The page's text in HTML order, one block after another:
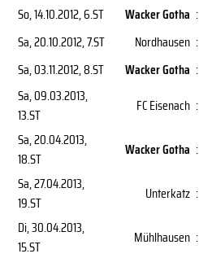
So, 14.10.2012, 6.ST Wacker Gotha :
Sa, 20.10.2012, 7.ST Nordhausen :
Sa, 03.11.2012, 8.ST Wacker Gotha :
Sa, 09.03.2013,
13.ST
FC Eisenach :
Sa, 20.04.2013,
18.ST
Wacker Gotha :
Sa, 27.04.2013,
19.ST
Unterkatz :
Di, 30.04.2013,
15.ST
Mühlhausen :